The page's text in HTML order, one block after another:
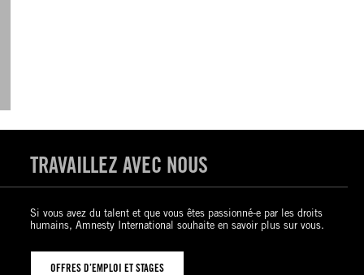
TRAVAILLEZ AVEC NOUS
Si vous avez du talent et que vous êtes passionné-e par les droits
humains, Amnesty International souhaite en savoir plus sur vous.
OFFRES D’EMPLOI ET STAGES